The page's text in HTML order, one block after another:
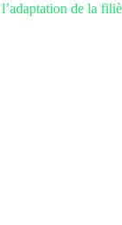
de la